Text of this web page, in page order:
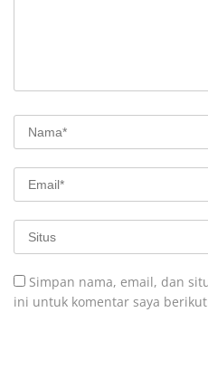
Simpan nama, email, dan
ini untuk komentar saya